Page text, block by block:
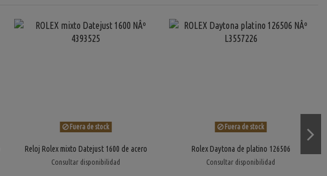
Fuera de stock
Reloj Rolex mixto Datejust 1600 de acero
Consultar disponibilidad
Fuera de stock
Rolex Daytona de platino 126506
Consultar disponibilidad